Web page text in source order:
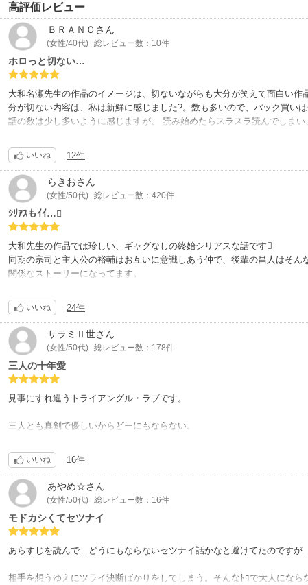
高評価レビュー
ＢＲＡＮＣ さん
(女性/40代) 総レビュー数：10件
ホロっと切ない…
大和名瀬先生の作品のイメージは、切ないながらも大分が笑えて面白い
分が切ない内容は、私は新鮮に感じました?。数も多いので、パック買いは
話の数は少し多いように感じますが、 読み始めたらスラスラ読んでしま
裕輔と宗司は昔からの親友で、裕輔は宗司と一緒に居たくて、いつも彼を
タバコを始めたのも宗司の影響だったし、会社も同じところに入社した…
ど、親友の宗司は突然なにも言わず結婚をしてしまった！？。その時、初
事に気付く❗。結婚した事が受け入れる事が出来なくて、会話もまともに
う喫煙ルーム。そこに行くと必ず宗司が居る。それが、だんだんと苦痛に
は幸せになって欲しい✨。そう葛藤ししていると、新入社員で入社してき
じ大学の後輩で、二人に憧れた昌人は追っかけて入社したと言う……。こ
いの“幸わせ”ばかりを想うが故に、なかなか自分の気持ちに素直になれな
り、みんな仲良く微笑ましく描かれています✨✨。
いいね 12件
らきおさん
(女性/50代) 総レビュー数：420件
ｼﾘｱｽもｲｲ…
大和先生の作品では珍しい、ギャグなしの終始シリアスな話です
同期の宗司と主人公の裕輔はお互いに意識しあう仲で、後輩の昌人はそ
関係なストーリーになってます。
とにかく人物それぞれの感情が細かい！三人がお互いを意識したり想い
るんです
ﾋﾛｲﾝ的な裕輔はしっかりしていて決して女っぽくもなくて好感が持てま
過ぎて臆病になってしまい、その結果取り返しのつかない事態に陥ってい
この二人の関係がもう切な過ぎる…
そしてこの二人を冷静に見詰め続けてきた昌人は、本当にｲｲ奴なんです
輔一途な所が年下攻め好きなツボを刺激されます
三角関係は一人があぶれて悲しい結末になったりするのが嫌なんですが、
ストーリーを重視する方や、エロもけっこう読みたいって方にもオススメ
いいね 24件
サラミⅡ世さん
(女性/50代) 総レビュー数：178件
三人の十年愛
見事にすれ違うトライアングル・ラブです。
三人とも真剣で優しいからどーにもならない。
大和センセの作品では珍しくオールシリアスですが、すごく良かった?
主役の裕輔は、親友・宗司の突然の結婚を機に想いを自覚。
そこから苦しみ続けますが、他の二人の苦しみは、もっと長く複雑だった
でも時計の針は戻せないし、知らなかったことにも出来ない…という王道
肩入れが出来ませんでした❗
皆、傷付いてほしくなくて『どうやって終わらせるのー』と、ドキドキし
いいね 16件
あやめ☆さん
(女性/50代) 総レビュー数：16件
モドカシくてセツナイ
あらすじを読んで…どうにもならないセツナイ話かなと避けてたのですが
相手を想うゆえにツライ決断ばかりをしてしまう。そんなﾄｺで大人になら